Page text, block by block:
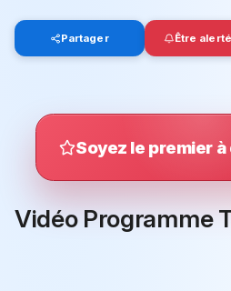
Partager Être alerté
Soyez le premier
Vidéo Programme